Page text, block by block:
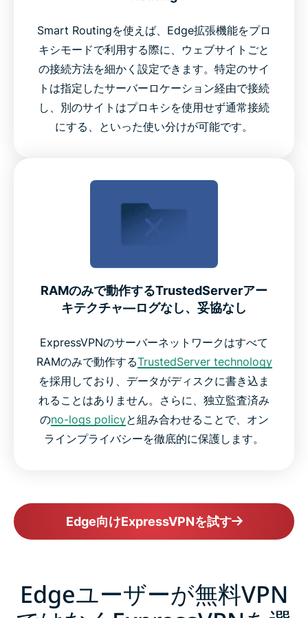
Smart Routingを使えば、Edge拡張機能をプロ
キシモードで利用する際に、ウェブサイトごと
の接続方法を細かく設定できます。特定のサイ
トは指定したサーバーロケーション経由で接続
し、別のサイトはプロキシを使用せず通常接続
にする、といった使い分けが可能です。
RAMのみで動作するTrustedServerアー
キテクチャ—ログなし、妥協なし
ExpressVPNのサーバーネットワークはすべて
RAMのみで動作するTrustedServer technology
を採用しており、データがディスクに書き込ま
れることはありません。さらに、独立監査済み
のno-logs policyと組み合わせることで、オン
ラインプライバシーを徹底的に保護します。
Edge向けExpressVPNを試す
Edgeユーザーが無料VPN